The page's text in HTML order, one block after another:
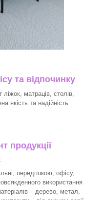
та відпочинку
матраців, столів,
якість та надійність
продукції
передпокою, офісу,
використання
– дерево, метал,